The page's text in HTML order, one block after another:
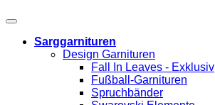
Sarggarnituren
Design Garnituren
Fall In Leaves - Exklusiv
Fußball-Garnituren
Spruchbänder